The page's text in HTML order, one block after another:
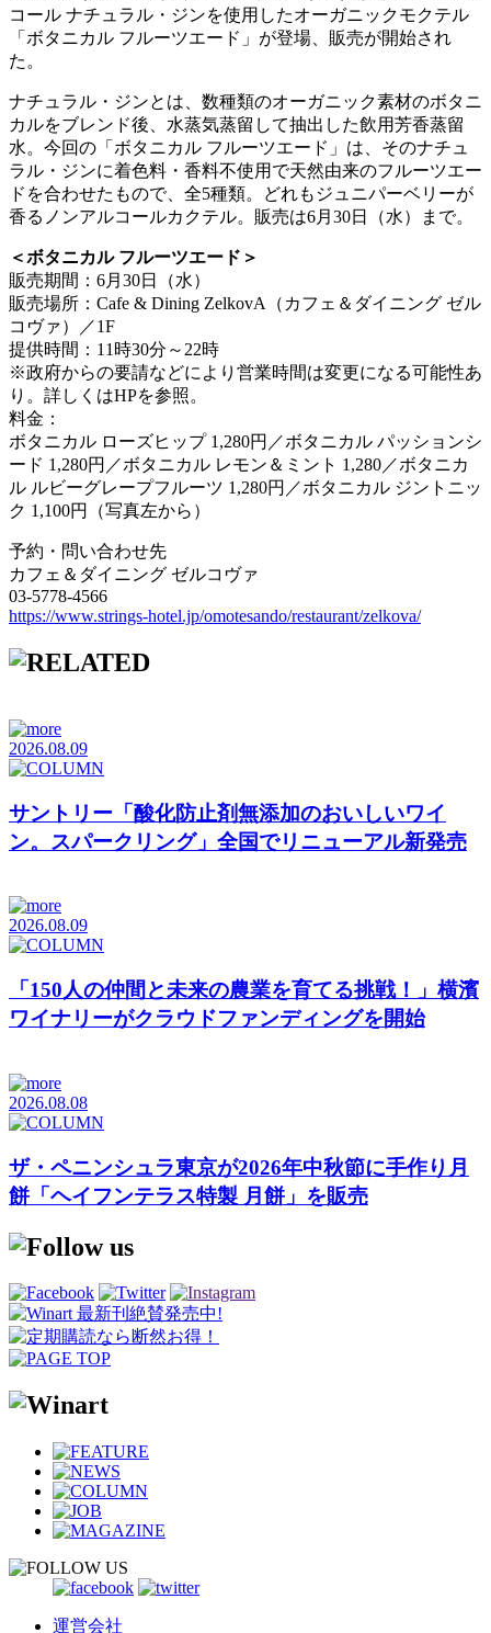
コール ナチュラル・ジンを使用したオーガニックモクテル
「ボタニカル フルーツエード」が登場、販売が開始され
た。
ナチュラル・ジンとは、数種類のオーガニック素材のボタニ
カルをブレンド後、水蒸気蒸留して抽出した飲用芳香蒸留
水。今回の「ボタニカル フルーツエード」は、そのナチュ
ラル・ジンに着色料・香料不使用で天然由来のフルーツエー
ドを合わせたもので、全5種類。どれもジュニパーベリーが
香るノンアルコールカクテル。販売は6月30日（水）まで。
＜ボタニカル フルーツエード＞
販売期間：6月30日（水）
販売場所：Cafe & Dining ZelkovA（カフェ＆ダイニング ゼル
コヴァ）／1F
提供時間：11時30分～22時
※政府からの要請などにより営業時間は変更になる可能性あ
り。詳しくはHPを参照。
料金：
ボタニカル ローズヒップ 1,280円／ボタニカル パッションシ
ード 1,280円／ボタニカル レモン＆ミント 1,280／ボタニカ
ル ルビーグレープフルーツ 1,280円／ボタニカル ジントニッ
ク 1,100円（写真左から）
予約・問い合わせ先
カフェ＆ダイニング ゼルコヴァ
03-5778-4566
https://www.strings-hotel.jp/omotesando/restaurant/zelkova/
2026.08.09
サントリー「酸化防止剤無添加のおいしいワイ
ン。スパークリング」全国でリニューアル新発売
2026.08.09
「150人の仲間と未来の農業を育てる挑戦！」横濱
ワイナリーがクラウドファンディングを開始
2026.08.08
ザ・ペニンシュラ東京が2026年中秋節に手作り月
餅「ヘイフンテラス特製 月餅」を販売
運営会社